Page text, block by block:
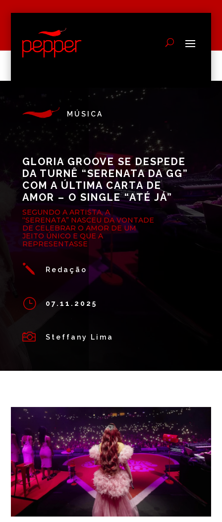
MÚSICA
GLORIA GROOVE SE DESPEDE
DA TURNÊ “SERENATA DA GG”
COM A ÚLTIMA CARTA DE
AMOR – O SINGLE “ATÉ JÁ”
SEGUNDO A ARTISTA, A
“SERENATA” NASCEU DA VONTADE
DE CELEBRAR O AMOR DE UM
JEITO ÚNICO E QUE A
REPRESENTASSE
j Redação
} 07.11.2025
 Steffany Lima